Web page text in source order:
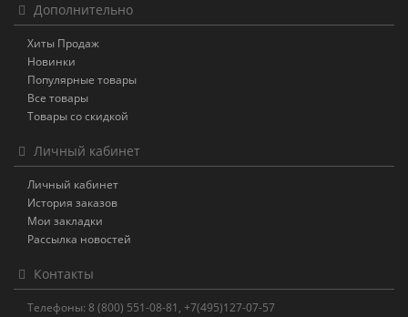
Дополнительно
Хиты Продаж
Новинки
Популярные товары
Все товары
Товары со скидкой
Личный кабинет
Личный кабинет
История заказов
Мои закладки
Рассылка новостей
Контакты
Телефоны: 8 (800) 551-08-81, +7(495)127-07-57